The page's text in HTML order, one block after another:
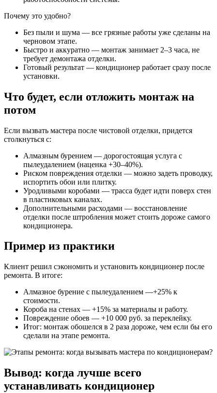
Почему это удобно?
Без пыли и шума — все грязные работы уже сделаны на
черновом этапе.
Быстро и аккуратно — монтаж занимает 2–3 часа, не
требует демонтажа отделки.
Готовый результат — кондиционер работает сразу после
установки.
Что будет, если отложить монтаж на
потом
Если вызвать мастера после чистовой отделки, придется
столкнуться с:
Алмазным бурением — дорогостоящая услуга с
пылеудалением (наценка +30–40%).
Риском повреждения отделки — можно задеть проводку,
испортить обои или плитку.
Уродливыми коробами — трасса будет идти поверх стен
в пластиковых каналах.
Дополнительными расходами — восстановление
отделки после штробления может стоить дороже самого
кондиционера.
Пример из практики
Клиент решил сэкономить и установить кондиционер после
ремонта. В итоге:
Алмазное бурение с пылеудалением —+25% к
стоимости.
Короба на стенах — +15% за материалы и работу.
Повреждение обоев — +10 000 руб. за переклейку.
Итог: монтаж обошелся в 2 раза дороже, чем если бы его
сделали на этапе ремонта.
Вывод: когда лучше всего
устанавливать кондиционер